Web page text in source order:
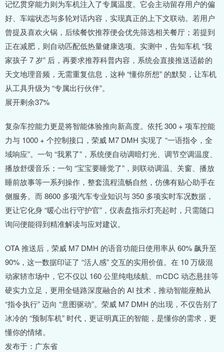
记忆贯穿能力则为车机注入了专属温度。它会主动留存用户的偏
好、车端状态与多轮对话内容，实现真正的上下文联动。若用户
曾提及喜欢火锅，后续餐饮推荐便会优先筛选相关餐厅；若提到
正在减肥，则自动匹配低热量健康选项。实测中，告知车机 “我
家孩子 7 岁” 后，再要求推荐科普内容，系统会直接推送适龄的
天文地理音频，无需重复信息，这种 “懂你所想” 的默契，让车机
从工具升级为 “专属出行伙伴”。
展开剩余37%
复杂车控能力更是将智能体验推向新高度。依托 300 + 项车控能
力与 1000 + 个控制接口，荣威 M7 DMH 实现了 “一语指令，全
域响应”。一句 “我累了”，系统便自动调暗灯光、调节空调温度、
播放舒缓音乐；一句 “宝宝要睡觉了”，则联动调温、关窗、播放
睡前故事等一系列操作，整套流程流畅自然，仿佛有贴心助手在
侧服务。而 8600 多项汽车专业知识与 350 多项实时车况数据，
更让它化身 “暖心出行守护官”，仪表盘指示灯亮起时，只需随口
询问便能得到精准解读与应对建议。
OTA 推送后，荣威 M7 DMH 的语音功能日使用率从 60% 飙升至
90%，这一数据印证了 “活人感” 交互的实用价值。在 10 万级混
动家轿市场中，它不仅以 160 公里纯电续航、mCDC 动态悬挂等
硬实力立足，更用全链路深度融合的 AI 技术，推动智能座舱从
“指令执行” 迈向 “意图驱动”。荣威 M7 DMH 的出现，不仅告别了
冰冷的 “预制车机” 时代，更证明真正的智能，是懂你的需求，更
懂你的情绪。
发布于：广东省